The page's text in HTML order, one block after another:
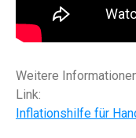
Weitere
Link:
Inflationshilfe für